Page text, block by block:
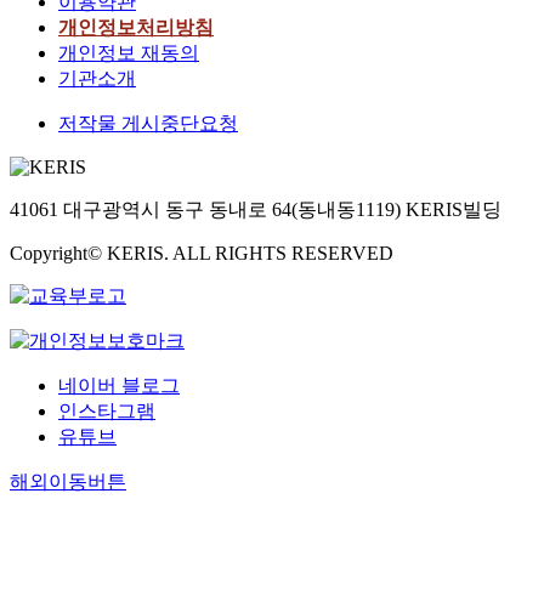
개인정보처리방침
개인정보 재동의
기관소개
저작물 게시중단요청
41061 대구광역시 동구 동내로 64(동내동1119) KERIS빌딩
Copyright© KERIS. ALL RIGHTS RESERVED
네이버 블로그
인스타그램
유튜브
해외이동버튼